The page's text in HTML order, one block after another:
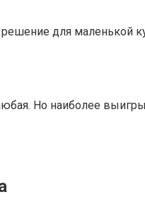
для маленькой
Но наиболее